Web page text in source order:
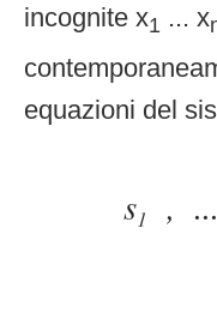
incognite x1 ... x
equazioni del